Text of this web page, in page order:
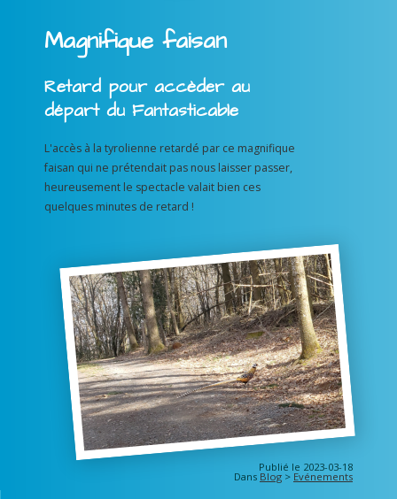
Magnifique faisan
Retard pour accèder au
départ du Fantasticable
L'accès à la tyrolienne retardé par ce magnifique
faisan qui ne prétendait pas nous laisser passer,
heureusement le spectacle valait bien ces
quelques minutes de retard !
Publié le 2023-03-18
Dans Blog > Evénements